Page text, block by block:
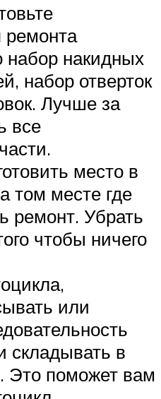
набор накидных
набор отверток
Лучше за
все
место в
том месте где
ремонт. Убрать
чтобы ничего
или
складывать в
Это поможет вам